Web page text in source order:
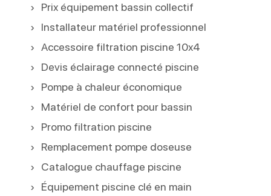
Prix équipement bassin collectif
Installateur matériel professionnel
Accessoire filtration piscine 10x4
Devis éclairage connecté piscine
Pompe à chaleur économique
Matériel de confort pour bassin
Promo filtration piscine
Remplacement pompe doseuse
Catalogue chauffage piscine
Équipement piscine clé en main